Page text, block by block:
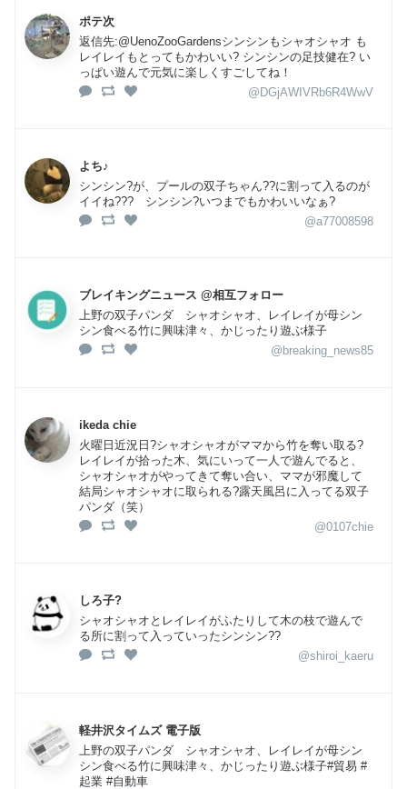
ポテ次
返信先:@UenoZooGardensシンシンもシャオシャオ も
レイレイもとってもかわいい? シンシンの足技健在? い
っぱい遊んで元気に楽しくすごしてね！
@DGjAWIVRb6R4WwV
よち♪
シンシン?が、プールの双子ちゃん??に割って入るのが
イイね??? シンシン?いつまでもかわいいなぁ?
@a77008598
ブレイキングニュース @相互フォロー
上野の双子パンダ シャオシャオ、レイレイが母シン
シン食べる竹に興味津々、かじったり遊ぶ様子
@breaking_news85
ikeda chie
火曜日近況日?シャオシャオがママから竹を奪い取る?
レイレイが拾った木、気にいって一人で遊んでると、
シャオシャオがやってきて奪い合い、ママが邪魔して
結局シャオシャオに取られる?露天風呂に入ってる双子
パンダ（笑）
@0107chie
しろ子?
シャオシャオとレイレイがふたりして木の枝で遊んで
る所に割って入っていったシンシン??
@shiroi_kaeru
軽井沢タイムズ 電子版
上野の双子パンダ シャオシャオ、レイレイが母シン
シン食べる竹に興味津々、かじったり遊ぶ様子#貿易 #
起業 #自動車